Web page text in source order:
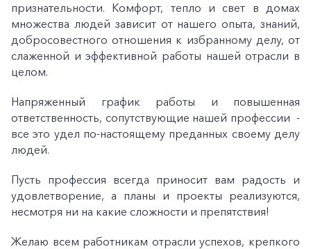
признательности. Комфорт, тепло и свет в домах
множества людей зависит от нашего опыта, знаний,
добросовестного отношения к избранному делу, от
слаженной и эффективной работы нашей отрасли в
целом.
Напряженный график работы и повышенная
ответственность, сопутствующие нашей профессии -
все это удел по-настоящему преданных своему делу
людей.
Пусть профессия всегда приносит вам радость и
удовлетворение, а планы и проекты реализуются,
несмотря ни на какие сложности и препятствия!
Желаю всем работникам отрасли успехов, крепкого